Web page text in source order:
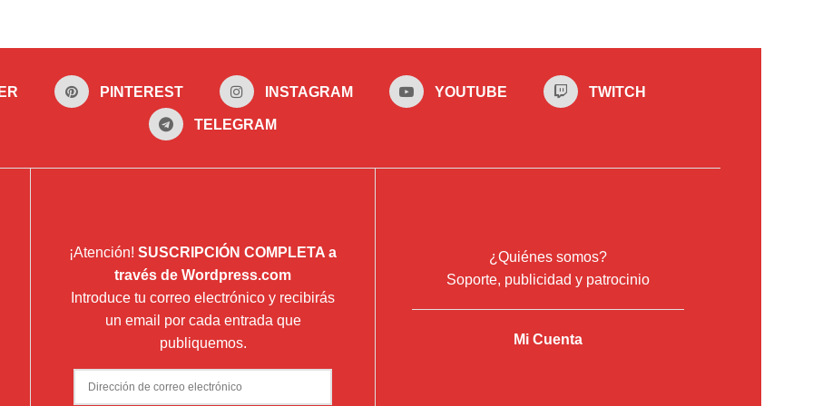
PINTEREST INSTAGRAM YOUTUBE TWITCH
TELEGRAM
¡Atención! SUSCRIPCIÓN COMPLETA a
través de Wordpress.com
Introduce tu correo electrónico y recibirás
un email por cada entrada que
publiquemos.
Dirección
de
¿Quiénes somos?
Soporte, publicidad y patrocinio
Mi Cuenta